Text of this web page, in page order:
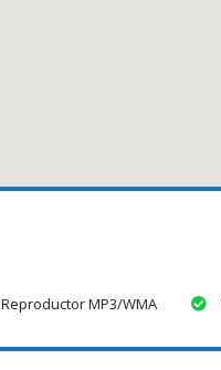
Reproductor MP3/WMA